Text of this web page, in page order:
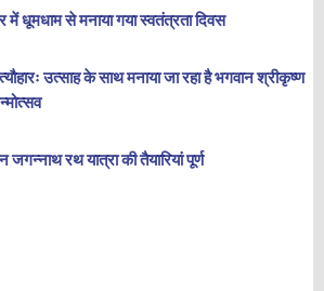
में धूमधाम से मनाया गया स्वतंत्रता दिवस
उत्साह के साथ मनाया जा रहा है भगवान श्रीकृष्ण
जगन्नाथ रथ यात्रा की तैयारियां पूर्ण